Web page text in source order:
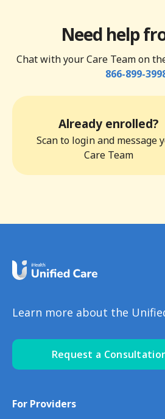
Need help
Chat with your Care Team on
866-899-
Already enrolled?
Scan to login and message
Care Team
Learn more about the
Request a
For Providers